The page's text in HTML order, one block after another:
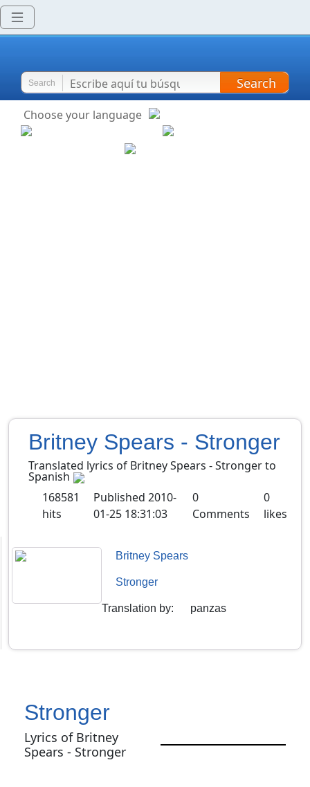
Search Search
Choose your language
Britney Spears - Stronger
Translated lyrics of Britney Spears - Stronger to
Spanish
168581
hits
Published 2010-
01-25 18:31:03
0
Comments
0
likes
Britney Spears
Stronger
Translation by: panzas
Stronger
Lyrics of Britney
Spears - Stronger